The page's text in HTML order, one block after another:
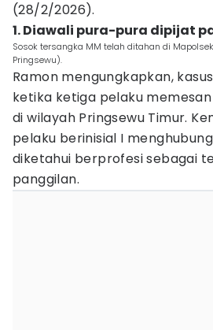
(28/2/2026).
1. Diawali pura-pura dipijat
Sosok tersangka MM telah ditahan di
Pringsewu).
Ramon mengungkapkan,
ketika ketiga pelaku
di wilayah Pringsewu Timur.
pelaku berinisial I
diketahui berprofesi sebagai
panggilan.